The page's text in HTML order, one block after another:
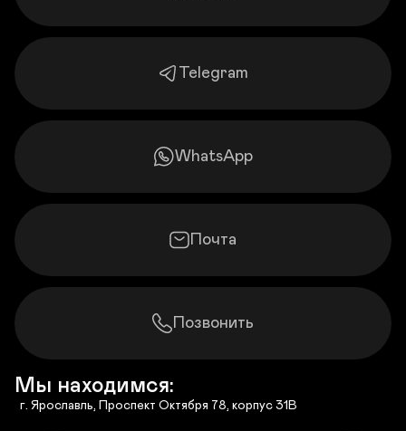
Telegram
WhatsApp
Почта
Позвонить
Мы находимся:
  г. Ярославль, Проспект Октября 78, корпус 31В